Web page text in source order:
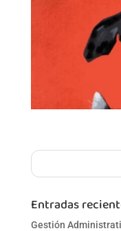
Entradas
Gestión